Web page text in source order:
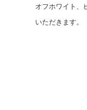
オフホワイト、
いただきます。